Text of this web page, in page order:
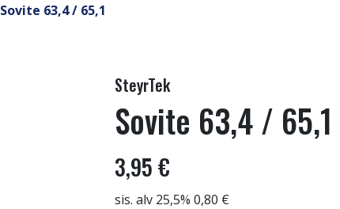
Sovite 63,4 / 65,1
SteyrTek
Sovite 63,4 / 65,1
3,95 €
sis. alv 25,5% 0,80 €